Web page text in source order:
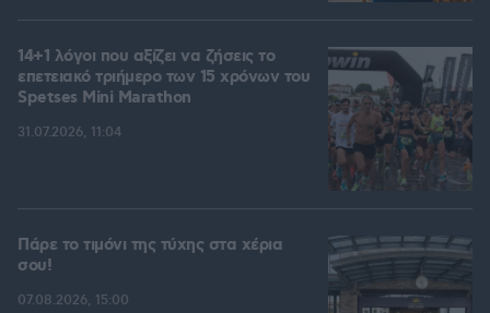
14+1 λόγοι που αξίζει να ζήσεις το
επετειακό τριήμερο των 15 χρόνων του
Spetses Mini Marathon
31.07.2026, 11:04
Πάρε το τιμόνι της τύχης στα χέρια
σου!
07.08.2026, 15:00